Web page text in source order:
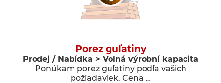
Porez guľatiny
Prodej / Nabídka > Volná výrobní kapacita
Ponúkam porez guľatiny podľa vašich
požiadaviek. Cena …